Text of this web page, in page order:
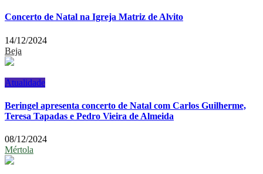
Concerto de Natal na Igreja Matriz de Alvito
14/12/2024
Beja
Atualidade
Beringel apresenta concerto de Natal com Carlos Guilherme,
Teresa Tapadas e Pedro Vieira de Almeida
08/12/2024
Mértola